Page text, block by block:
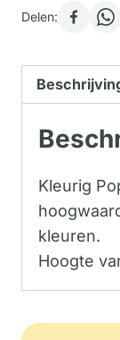
Delen:
Kleurig
kleuren.
Hoogte